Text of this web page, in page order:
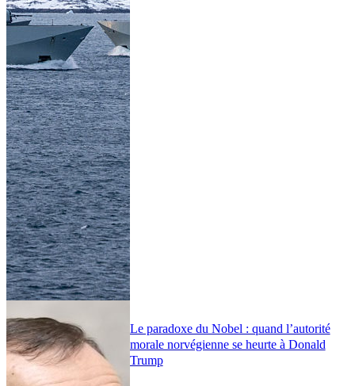
Le paradoxe du Nobel : quand l’autorité
morale norvégienne se heurte à Donald
Trump